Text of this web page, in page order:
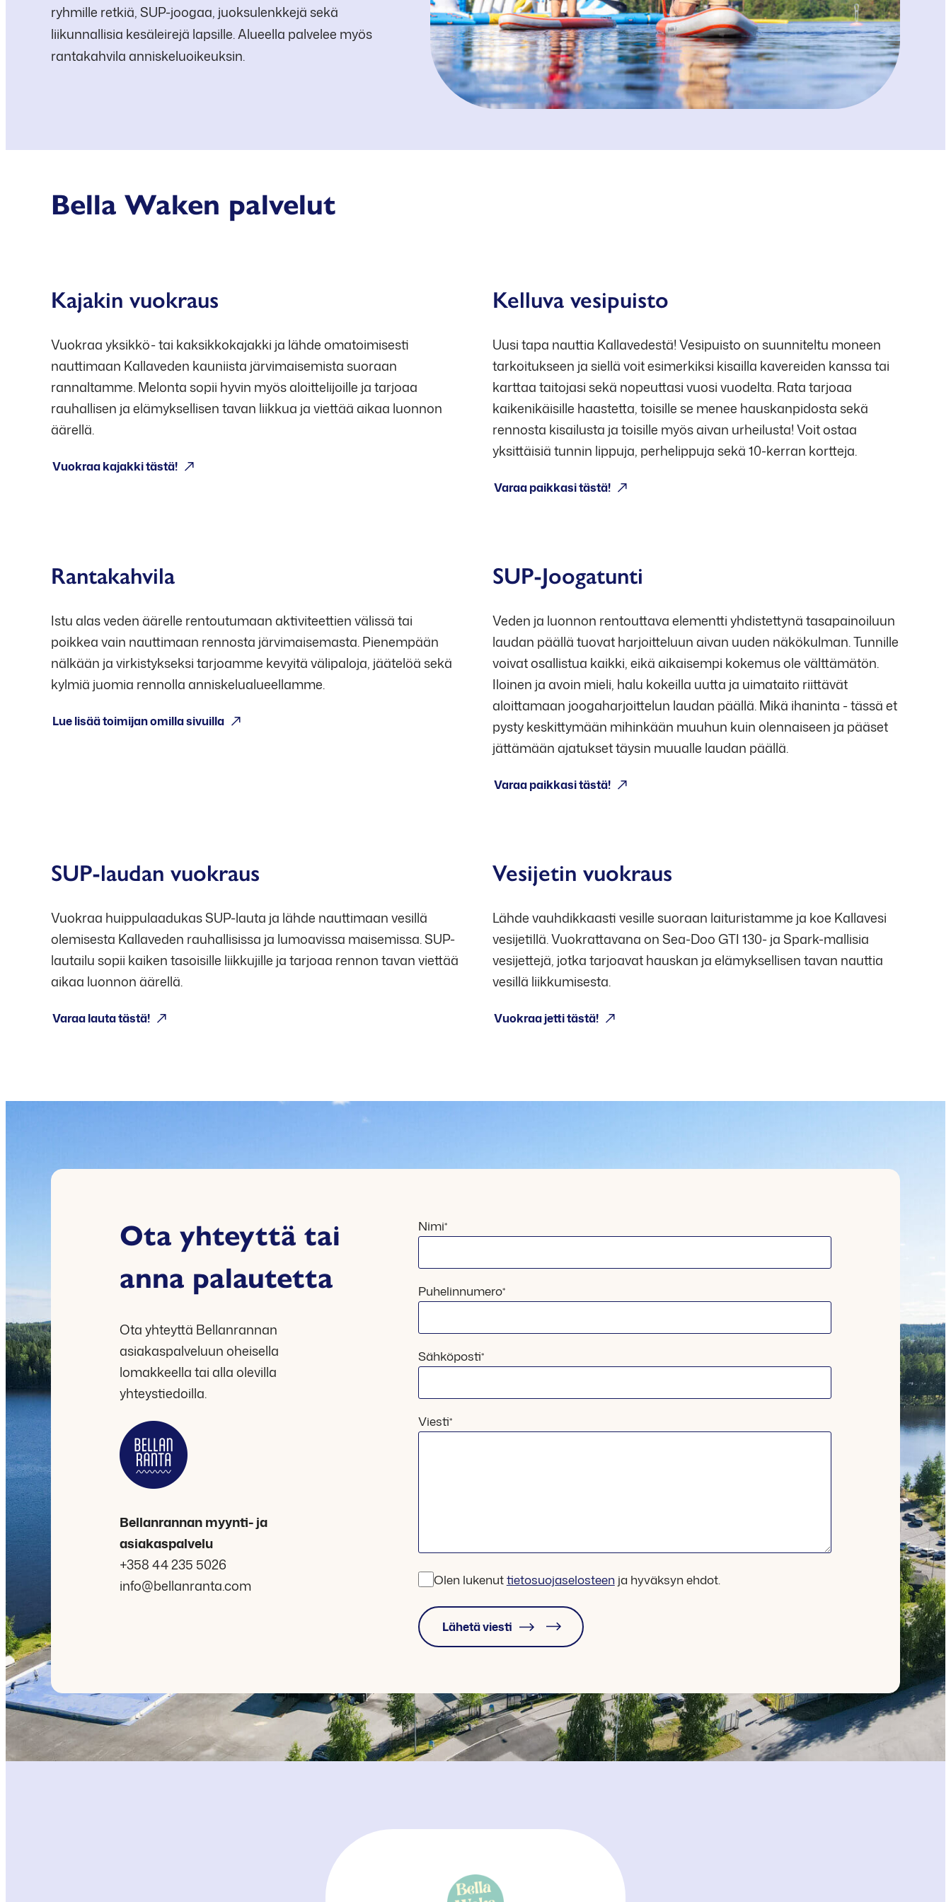
ryhmille retkiä, SUP-joogaa, juoksulenkkejä sekä
liikunnallisia kesäleirejä lapsille. Alueella palvelee myös
rantakahvila anniskeluoikeuksin.
Bella Waken palvelut
Avoinna: ma-pe klo 16-19, la 12-18, su klo 12-17
Kajakin vuokraus
Vuokraa yksikkö- tai kaksikkokajakki ja lähde omatoimisesti
nauttimaan Kallaveden kauniista järvimaisemista suoraan
rannaltamme. Melonta sopii hyvin myös aloittelijoille ja tarjoaa
rauhallisen ja elämyksellisen tavan liikkua ja viettää aikaa luonnon
äärellä.
Vuokraa kajakki tästä!
Kelluva vesipuisto
Uusi tapa nauttia Kallavedestä! Vesipuisto on suunniteltu moneen
tarkoitukseen ja siellä voit esimerkiksi kisailla kavereiden kanssa tai
karttaa taitojasi sekä nopeuttasi vuosi vuodelta. Rata tarjoaa
kaikenikäisille haastetta, toisille se menee hauskanpidosta sekä
rennosta kisailusta ja toisille myös aivan urheilusta! Voit ostaa
yksittäisiä tunnin lippuja, perhelippuja sekä 10-kerran kortteja.
Varaa paikkasi tästä!
Rantakahvila
Istu alas veden äärelle rentoutumaan aktiviteettien välissä tai
poikkea vain nauttimaan rennosta järvimaisemasta. Pienempään
nälkään ja virkistykseksi tarjoamme kevyitä välipaloja, jäätelöä sekä
kylmiä juomia rennolla anniskelualueellamme.
Lue lisää toimijan omilla sivuilla
SUP-Joogatunti
Veden ja luonnon rentouttava elementti yhdistettynä tasapainoiluun
laudan päällä tuovat harjoitteluun aivan uuden näkökulman. Tunnille
voivat osallistua kaikki, eikä aikaisempi kokemus ole välttämätön.
Iloinen ja avoin mieli, halu kokeilla uutta ja uimataito riittävät
aloittamaan joogaharjoittelun laudan päällä. Mikä ihaninta - tässä et
pysty keskittymään mihinkään muuhun kuin olennaiseen ja pääset
jättämään ajatukset täysin muualle laudan päällä.
Varaa paikkasi tästä!
SUP-laudan vuokraus
Vuokraa huippulaadukas SUP-lauta ja lähde nauttimaan vesillä
olemisesta Kallaveden rauhallisissa ja lumoavissa maisemissa. SUP-
lautailu sopii kaiken tasoisille liikkujille ja tarjoaa rennon tavan viettää
aikaa luonnon äärellä.
Varaa lauta tästä!
Vesijetin vuokraus
Lähde vauhdikkaasti vesille suoraan laituristamme ja koe Kallavesi
vesijetillä. Vuokrattavana on Sea-Doo GTI 130- ja Spark-mallisia
vesijettejä, jotka tarjoavat hauskan ja elämyksellisen tavan nauttia
vesillä liikkumisesta.
Vuokraa jetti tästä!
Ota yhteyttä tai
anna palautetta
Ota yhteyttä Bellanrannan
asiakaspalveluun oheisella
lomakkeella tai alla olevilla
yhteystiedoilla.
Bellanrannan myynti- ja
asiakaspalvelu
+358 44 235 5026
info@bellanranta.com
"*"
pakolliset
kentät
Nimi*
Puhelinnumero*
Sähköposti*
Viesti*
Olen lukenuttietosuojaselosteen ja hyväksyn ehdot.
Lähetä viesti